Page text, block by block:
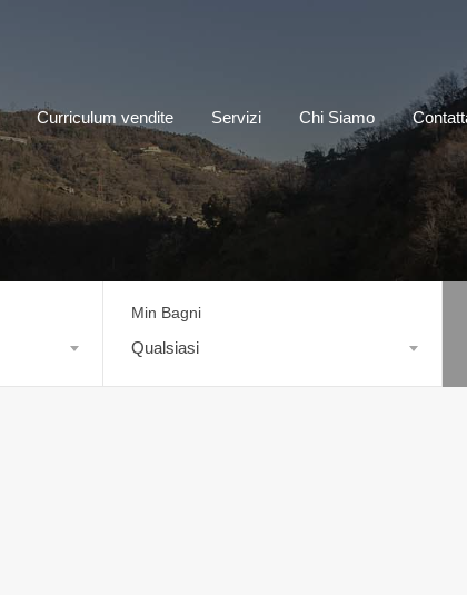
Curriculum vendite Servizi Chi Siamo
Min Bagni
Qualsiasi